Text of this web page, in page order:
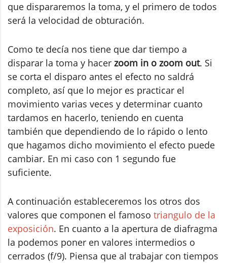
que dispararemos la toma, y el primero de todos
será la velocidad de obturación.
Como te decía nos tiene que dar tiempo a
disparar la toma y hacer zoom in o zoom out. Si
se corta el disparo antes el efecto no saldrá
completo, así que lo mejor es practicar el
movimiento varias veces y determinar cuanto
tardamos en hacerlo, teniendo en cuenta
también que dependiendo de lo rápido o lento
que hagamos dicho movimiento el efecto puede
cambiar. En mi caso con 1 segundo fue
suficiente.
A continuación estableceremos los otros dos
valores que componen el famoso triangulo de la
exposición. En cuanto a la apertura de diafragma
la podemos poner en valores intermedios o
cerrados (f/9). Piensa que al trabajar con tiempos